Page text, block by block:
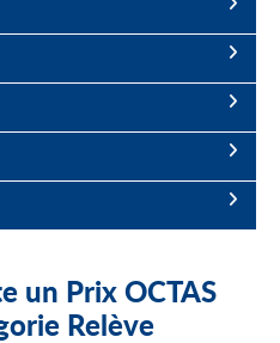
un Prix OCTAS
Relève